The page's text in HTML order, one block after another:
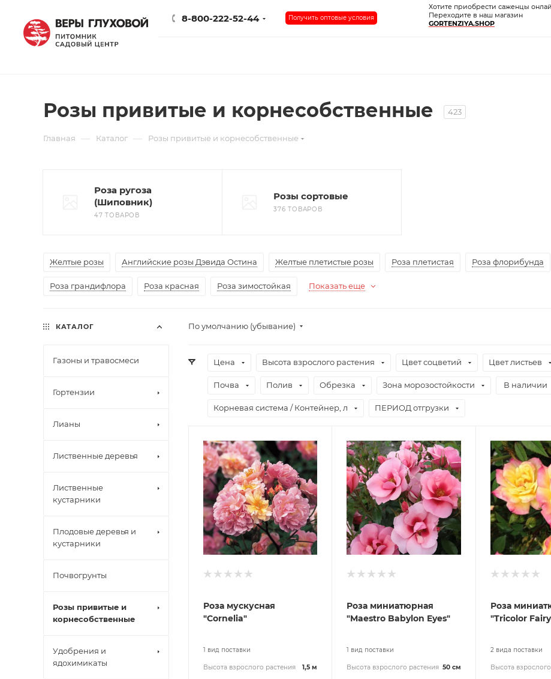
8-800-222-52-44 Получить оптовые условия
Хотите приобрести саженцы
Переходите в наш магазин
GORTENZIYA.SHOP
Розы привитые и корнесобственные 423
Главная — Каталог — Розы привитые и корнесобственные
Роза ругоза
(Шиповник)
47 ТОВАРОВ
Розы сортовые
376 ТОВАРОВ
Желтые розы Английские розы Дэвида Остина Желтые плетистые розы Роза плетистая Роза флорибунда
Роза грандифлора Роза красная Роза зимостойкая Показать еще
По умолчанию (убывание)
Цена Высота взрослого растения Цвет соцветий Цвет листьев
Почва Полив Обрезка Зона морозостойкости В наличии
Корневая система / Контейнер, л ПЕРИОД отгрузки
Роза мускусная
"Cornelia"
1 вид поставки
Высота взрослого растения 1,5 м
Роза миниатюрная
"Maestro Babylon Eyes"
1 вид поставки
Высота взрослого растения 50 см
Роза
"Tricolor
2 вида поставки
Высота
КАТАЛОГ
Газоны и травосмеси
Гортензии
Лианы
Лиственные деревья
Лиственные
кустарники
Плодовые деревья и
кустарники
Почвогрунты
Розы привитые и
корнесобственные
Удобрения и
ядохимикаты